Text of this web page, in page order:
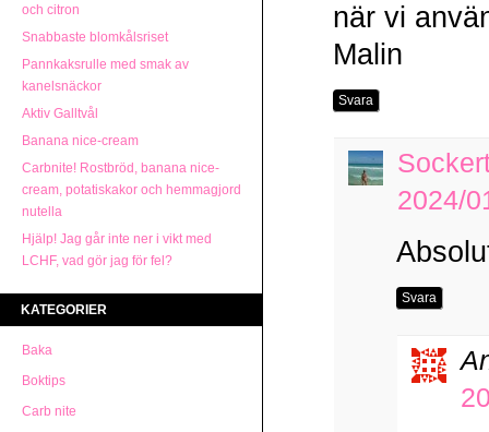
och citron
Snabbaste blomkålsriset
Pannkaksrulle med smak av
kanelsnäckor
Aktiv Galltvål
Banana nice-cream
Carbnite! Rostbröd, banana nice-
cream, potatiskakor och hemmagjord
nutella
Hjälp! Jag går inte ner i vikt med
LCHF, vad gör jag för fel?
KATEGORIER
Baka
Boktips
Carb nite
när vi
Malin
Svara
2024/
Svara